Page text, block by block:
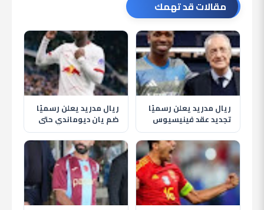
مقالات قد تهمك
ريال مدريد يعلن رسميًا
تجديد عقد فينيسيوس
جونيور حتى 2032
ريال مدريد يعلن رسميًا
ضم يان ديوماندي حتى
2033 في أغلى صفقة
بتاريخ النادي